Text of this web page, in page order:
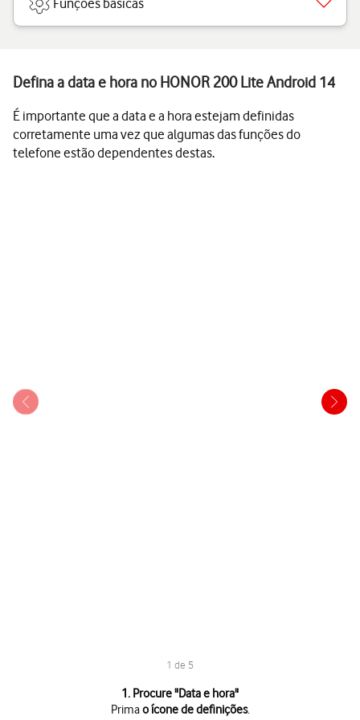
Funções básicas
Defina a data e hora no HONOR 200 Lite Android 14
É importante que a data e a hora estejam definidas
corretamente uma vez que algumas das funções do
telefone estão dependentes destas.
1 de 5
1. Procure "Data e hora"
Primao ícone de definições.